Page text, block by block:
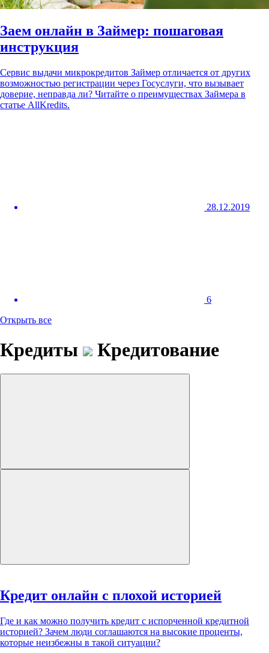
Заем онлайн в Займер: пошаговая
инструкция
Сервис выдачи микрокредитов Займер отличается от других
возможностью регистрации через Госуслуги, что вызывает
доверие, неправда ли? Читайте о преимуществах Займера в
статье AllKredits.
28.12.2019
6
Открыть все
Кредиты Кредитование
Кредит онлайн с плохой историей
Где и как можно получить кредит с испорченной кредитной
историей? Зачем люди соглашаются на высокие проценты,
которые неизбежны в такой ситуации?